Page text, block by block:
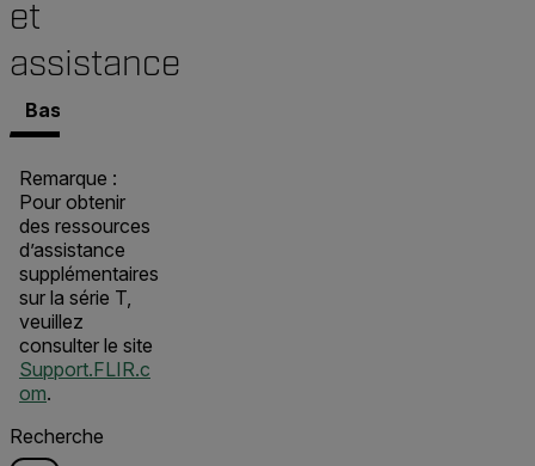
et
assistance
Base de connaissances
Remarque :
Pour obtenir
des ressources
d’assistance
supplémentaires
sur la série T,
veuillez
consulter le site
Support.FLIR.c
om.
Recherche